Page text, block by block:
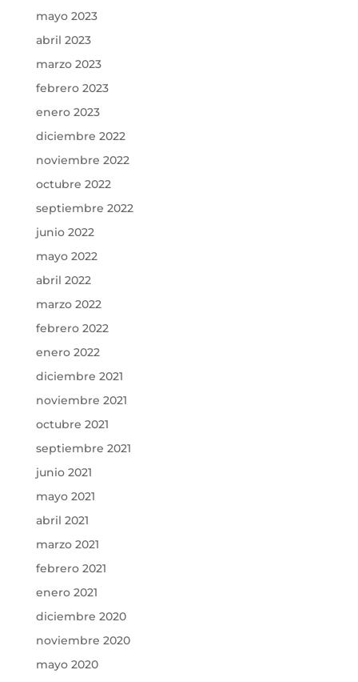
mayo 2023
abril 2023
marzo 2023
febrero 2023
enero 2023
diciembre 2022
noviembre 2022
octubre 2022
septiembre 2022
junio 2022
mayo 2022
abril 2022
marzo 2022
febrero 2022
enero 2022
diciembre 2021
noviembre 2021
octubre 2021
septiembre 2021
junio 2021
mayo 2021
abril 2021
marzo 2021
febrero 2021
enero 2021
diciembre 2020
noviembre 2020
mayo 2020